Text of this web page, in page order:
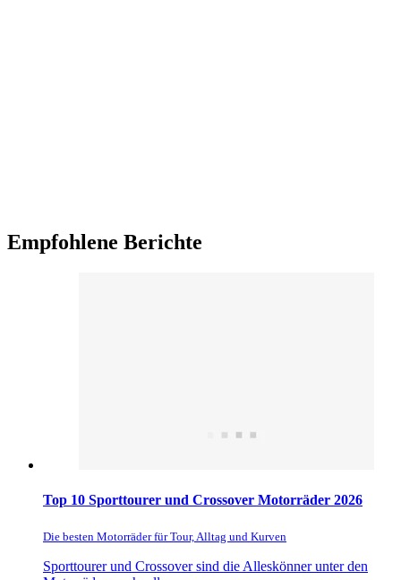
Empfohlene Berichte
Top 10 Sporttourer und Crossover Motorräder 2026
Die besten Motorräder für Tour, Alltag und Kurven
Sporttourer und Crossover sind die Alleskönner unter den